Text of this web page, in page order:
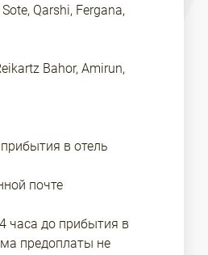
Qarshi, Fergana,
Bahor, Amirun,
в отель
почте
часа до прибытия в
предоплаты не